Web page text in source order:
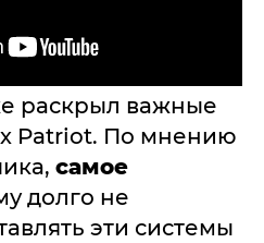
раскрыл важные
Patriot. По мнению
самое
долго не
эти системы